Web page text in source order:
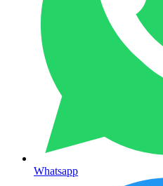
Whatsapp